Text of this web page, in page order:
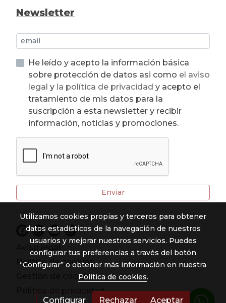
Newsletter
He leído y acepto la información básica
sobre protección de datos asi como el aviso
legal y la política de privacidad y acepto el
tratamiento de mis datos para la
suscripción a esta newsletter y recibir
información, noticias y promociones.
Enviar
Aviso legal
Política de cookies
Gestión de cookies
Política de privacidad
Utilizamos cookies propias y terceros para obtener
datos estadísticos de la navegación de nuestros
usuarios y mejorar nuestros servicios. Puedes
configurar tus preferencias a través del botón
“Configurar” o obtener más información en nuestra
Política de cookies.
Configurar Rechazar Aceptar